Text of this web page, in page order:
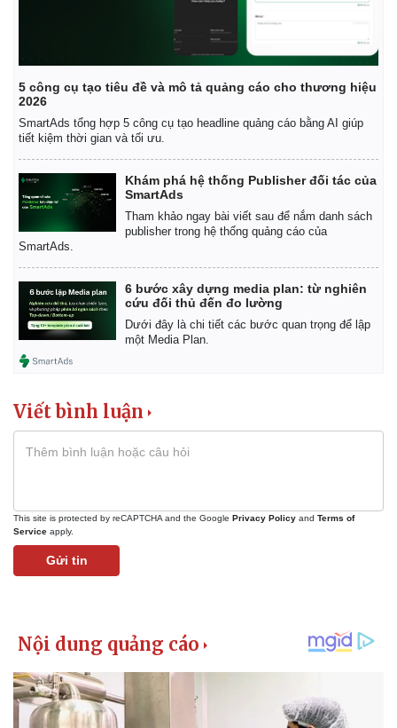
5 công cụ tạo tiêu đề và mô tả quảng cáo cho thương hiệu
2026
SmartAds tổng hợp 5 công cụ tạo headline quảng cáo bằng AI giúp
tiết kiệm thời gian và tối ưu.
Khám phá hệ thống Publisher đối tác của
SmartAds
Tham khảo ngay bài viết sau để nắm danh sách
publisher trong hệ thống quảng cáo của
SmartAds.
6 bước xây dựng media plan: từ nghiên
cứu đối thủ đến đo lường
Dưới đây là chi tiết các bước quan trọng để lập
một Media Plan.
Viết bình luận
This site is protected by reCAPTCHA and the Google Privacy Policy and Terms of
Service apply.
Gửi tin